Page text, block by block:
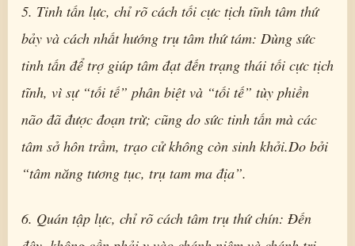
5. Tinh tấn lực, chỉ rõ cách tối cực tịch tĩnh tâm thứ
bảy và cách nhất hướng trụ tâm thứ tám: Dùng sức
tinh tấn để trợ giúp tâm đạt đến trạng thái tối cực tịch
tĩnh, vì sự “tối tế” phân biệt và “tối tế” tùy phiền
não đã được đoạn trừ; cũng do sức tinh tấn mà các
tâm sở hôn trầm, trạo cử không còn sinh khởi.Do bởi
“tâm năng tương tục, trụ tam ma địa”.
6. Quán tập lực, chỉ rõ cách tâm trụ thứ chín: Đến